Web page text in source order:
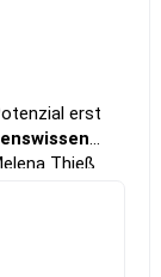
erst
Thieß
Agents
zentrale
von